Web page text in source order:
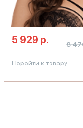
5 929 р. 8
Перейти к товару